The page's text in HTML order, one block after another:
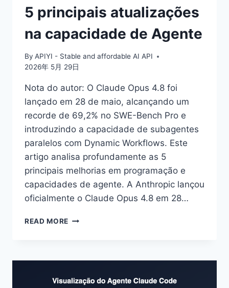
5 principais atualizações
na capacidade de Agente
By APIYI - Stable and affordable AI API
2026年 5月 29日
Nota do autor: O Claude Opus 4.8 foi
lançado em 28 de maio, alcançando um
recorde de 69,2% no SWE-Bench Pro e
introduzindo a capacidade de subagentes
paralelos com Dynamic Workflows. Este
artigo analisa profundamente as 5
principais melhorias em programação e
capacidades de agente. A Anthropic lançou
oficialmente o Claude Opus 4.8 em 28…
READ MORE CLAUDE
PROGRAMAÇÃO
PARA